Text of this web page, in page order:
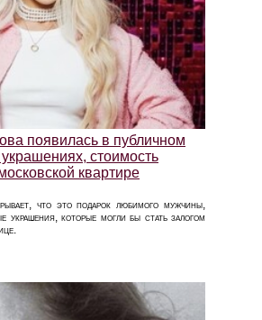
появилась в публичном
стоимость
квартире
что это подарок любимого мужчины,
украшения, которые могли бы стать залогом